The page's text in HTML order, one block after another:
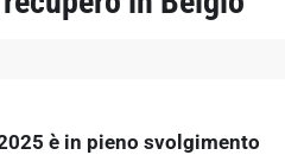
è in pieno svolgimento